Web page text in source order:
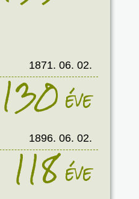
1871. 06. 02.
130éve
1896. 06. 02.
118éve